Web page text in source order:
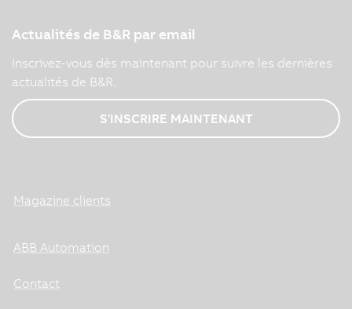
Actualités de B&R par email
Inscrivez-vous dès maintenant pour suivre les dernières
actualités de B&R.
S'INSCRIRE MAINTENANT
Magazine clients
ABB Automation
Contact